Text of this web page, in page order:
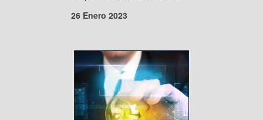
26 Enero 2023